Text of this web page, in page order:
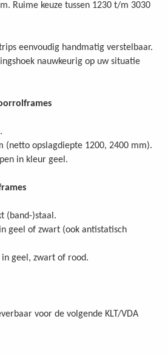
Ruime keuze tussen 1230 t/m 3030
eenvoudig handmatig verstelbaar.
nauwkeurig op uw situatie
(netto opslagdiepte 1200, 2400 mm).
in kleur geel.
(band-)staal.
geel of zwart (ook antistatisch
in geel, zwart of rood.
voor de volgende KLT/VDA